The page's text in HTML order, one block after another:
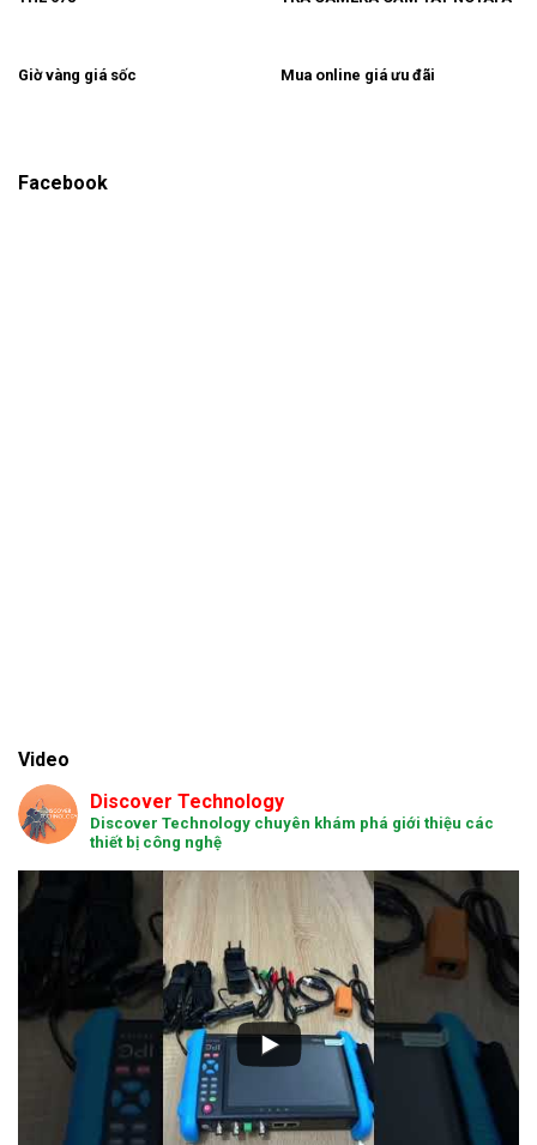
Giờ vàng giá sốc Mua online giá ưu đãi
Facebook
Video
Discover Technology
Discover Technology chuyên khám phá giới thiệu các
thiết bị công nghệ